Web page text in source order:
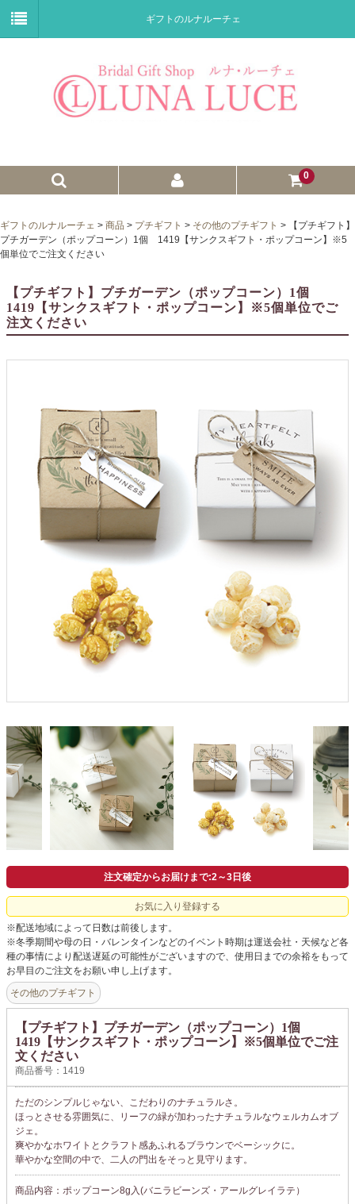
ギフトのルナルーチェ
0
プチギフト
子育て卒業証書
DIY用品
引菓子
引出物ギフト
ブライダルバッグ
内祝い 出産祝い
季節イベント特集
ドメイン指定受信について
無料サンプル・資料請求
お問合せ
ギフトのルナルーチェ > 商品 > プチギフト > その他のプチギフト >
【プチギフト】
プチガーデン（ポップコーン）1個 1419【サンクスギフト・ポップコーン】※5
個単位でご注文ください
【プチギフト】プチガーデン（ポップコーン）1個
1419【サンクスギフト・ポップコーン】※5個単位でご
注文ください
注文確定からお届けまで:2～3日後
お気に入り登録する
※配送地域によって日数は前後します。
※冬季期間や母の日・バレンタインなどのイベント時期は運送会社・天候など各
種の事情により配送遅延の可能性がございますので、使用日までの余裕をもって
お早目のご注文をお願い申し上げます。
その他のプチギフト
【プチギフト】プチガーデン（ポップコーン）1個
1419【サンクスギフト・ポップコーン】※5個単位でご注
文ください
商品番号：1419
ただのシンプルじゃない、こだわりのナチュラルさ。
ほっとさせる雰囲気に、リーフの緑が加わったナチュラルなウェルカムオブ
ジェ。
爽やかなホワイトとクラフト感あふれるブラウンでベーシックに。
華やかな空間の中で、二人の門出をそっと見守ります。
商品内容：ポップコーン8g入(バニラビーンズ・アールグレイラテ）